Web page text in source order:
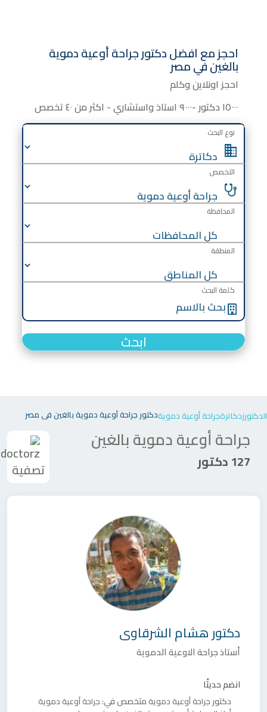
احجز مع افضل دكتور جراحة أوعية دموية
بالغين في مصر
احجز اونلاين وكلم
١٥٠٠٠ دكتور -٩٠٠٠ استاذ واستشاري - اكثر من ٤٠ تخصص
نوع البحث
التخصص
المحافظة
المنطقة
كلمة البحث
ابحث
الدكتورزدكاترةجراحة أوعية دمويةدكتور جراحة أوعية دموية بالغين في مصر
جراحة أوعية دموية بالغين
127 دكتور تصفية
دكتورهشام الشرقاوى
أستاذ جراحة الاوعية الدموية
انضم حديثًا
دكتور جراحة أوعية دمويةمتخصص في:جراحة أوعية دموية